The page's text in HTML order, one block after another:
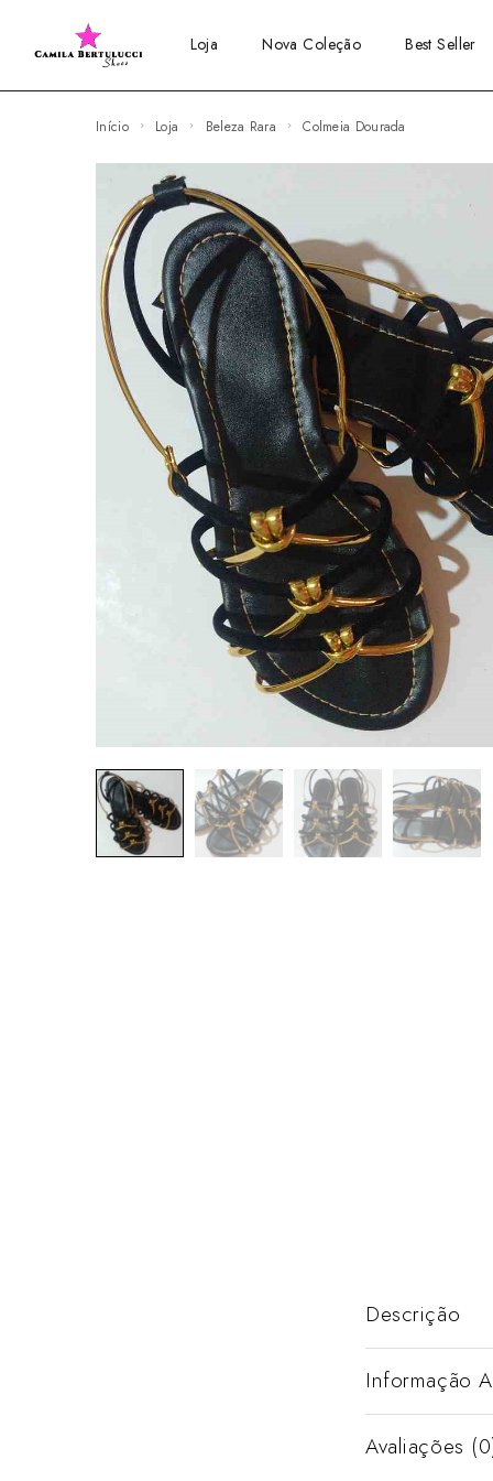
Loja Nova Coleção Best Seller
Início Loja Beleza Rara Colmeia Dourada
Descrição
Informação
Avaliações